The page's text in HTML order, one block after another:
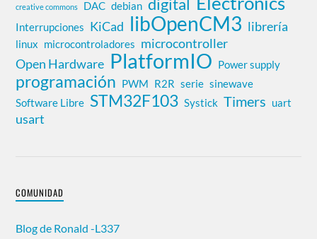
creative commons DAC debian digital
Interrupciones KiCad libOpenCM3 librería
linux microcontroladores microcontroller
Open Hardware PlatformIO Power supply
programación PWM R2R serie sinewave
Software Libre STM32F103 Systick Timers uart
usart
COMUNIDAD
Blog de Ronald -L337